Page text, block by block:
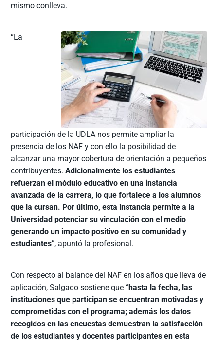
mismo conlleva.
“La
participación de la UDLA nos permite ampliar la
presencia de los NAF y con ello la posibilidad de
alcanzar una mayor cobertura de orientación a pequeños
contribuyentes.Adicionalmente los estudiantes
refuerzan el módulo educativo en una instancia
avanzada de la carrera, lo que fortalece a los alumnos
que la cursan. Por último, esta instancia permite a la
Universidad potenciar su vinculación con el medio
generando un impacto positivo en su comunidad y
estudiantes”, apuntó la profesional.
Con respecto al balance del NAF en los años que lleva de
aplicación, Salgado sostiene que “hasta la fecha, las
instituciones que participan se encuentran motivadas y
comprometidas con el programa; además los datos
recogidos en las encuestas demuestran la satisfacción
de los estudiantes y docentes participantes en esta